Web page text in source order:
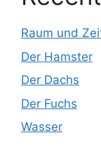
Raum und
Der Hamster
Der Dachs
Der Fuchs
Wasser